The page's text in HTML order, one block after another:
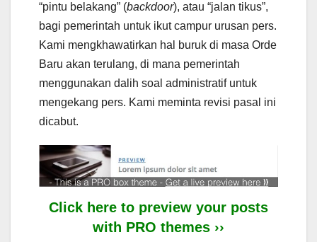
“pintu belakang” (backdoor), atau “jalan tikus”,
bagi pemerintah untuk ikut campur urusan pers.
Kami mengkhawatirkan hal buruk di masa Orde
Baru akan terulang, di mana pemerintah
menggunakan dalih soal administratif untuk
mengekang pers. Kami meminta revisi pasal ini
dicabut.
Click here to preview your posts
with PRO themes ››